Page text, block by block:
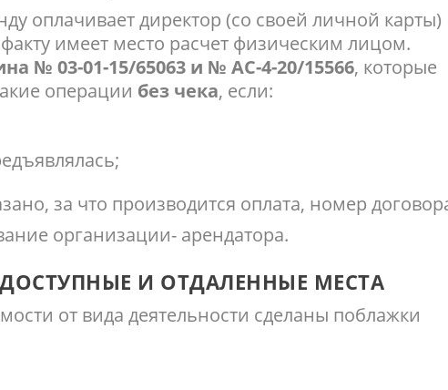
оплачивает директор (со своей личной карты)
имеет место расчет физическим лицом.
№ 03-01-15/65063 и № АС-4-20/15566, которые
операции без чека, если:
за что производится оплата, номер
организации- арендатора.
И ОТДАЛЕННЫЕ МЕСТА
от вида деятельности сделаны поблажки